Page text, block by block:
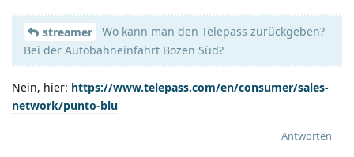
streamer
Wo kann man den Telepass zurückgeben?
Bei der Autobahneinfahrt Bozen Süd?
Nein, hier: https://www.telepass.com/en/consumer/sales-
network/punto-blu
Antworten